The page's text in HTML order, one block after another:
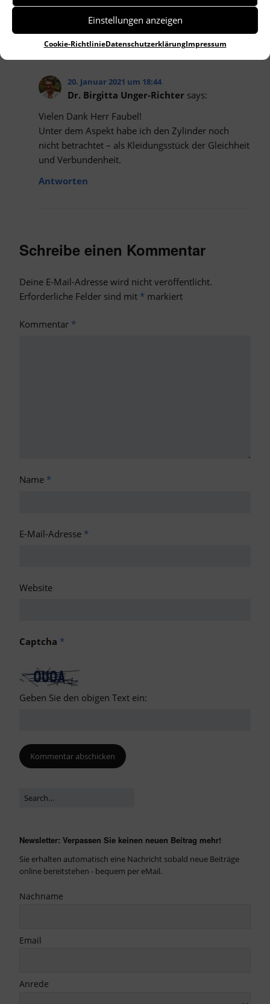
Einstellungen anzeigen
Cookie-RichtlinieDatenschutzerklärungImpressum
Julius faubel
20. Januar 2021 um 18:44
Dr. Birgitta Unger-Richter says:
Vielen Dank Herr Faubel!
Unter dem Aspekt habe ich den Zylinder noch
nicht betrachtet – als Kleidungsstück der Gleichheit
und Verbundenheit.
Antworten
Schreibe einen Kommentar
Deine E-Mail-Adresse wird nicht veröffentlicht.
Erforderliche Felder sind mit * markiert
Kommentar *
Name *
E-Mail-Adresse *
Website
Captcha *
Geben Sie den obigen Text ein:
Newsletter: Verpassen Sie keinen neuen Beitrag mehr!
Sie erhalten automatisch eine Nachricht sobald neue Beiträge
online bereitstehen - bequem per eMail.
Nachname
Email
Anrede